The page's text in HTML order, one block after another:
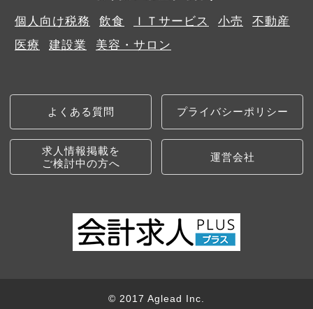
個人向け税務
飲食 ＩＴサービス 小売
不動産
医療
建設業 美容・サロン
よくある質問 プライバシーポリシー
求人情報掲載を
ご検討中の方へ
運営会社
© 2017 Aglead Inc.